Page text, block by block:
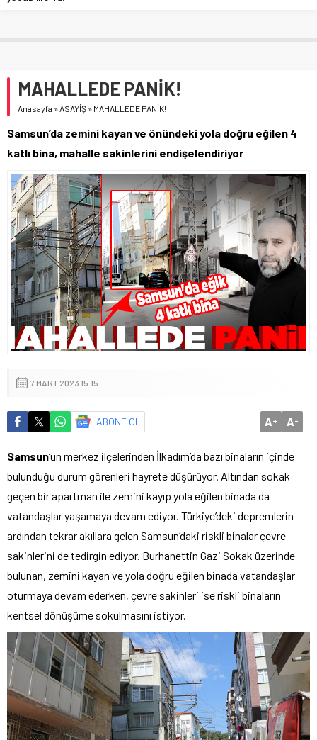
MAHALLEDE PANİK!
Anasayfa » ASAYİŞ » MAHALLEDE PANİK!
Samsun’da zemini kayan ve önündeki yola doğru eğilen 4
katlı bina, mahalle sakinlerini endişelendiriyor
7 MART 2023 15:15
ABONE OL A+ A-
Samsun‘un merkez ilçelerinden İlkadım’da bazı binaların içinde
bulunduğu durum görenleri hayrete düşürüyor. Altından sokak
geçen bir apartman ile zemini kayıp yola eğilen binada da
vatandaşlar yaşamaya devam ediyor. Türkiye’deki depremlerin
ardından tekrar akıllara gelen Samsun’daki riskli binalar çevre
sakinlerini de tedirgin ediyor. Burhanettin Gazi Sokak üzerinde
bulunan, zemini kayan ve yola doğru eğilen binada vatandaşlar
oturmaya devam ederken, çevre sakinleri ise riskli binaların
kentsel dönüşüme sokulmasını istiyor.